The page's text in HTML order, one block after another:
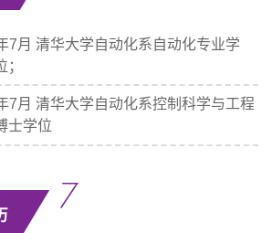
7月 清华大学自动化系自动化专业学
7月 清华大学自动化系控制科学与工程
士学位